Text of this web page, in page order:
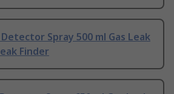
Detector Spray 500 ml Gas Leak
Finder